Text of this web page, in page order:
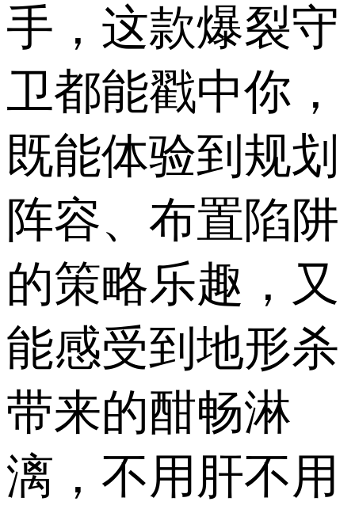
手，这款爆裂守
卫都能戳中你，
既能体验到规划
阵容、布置陷阱
的策略乐趣，又
能感受到地形杀
带来的酣畅淋
漓，不用肝不用